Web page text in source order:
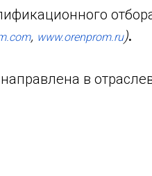
, www.orenprom.ru).
в